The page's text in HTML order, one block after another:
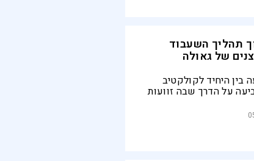
תהליך השעבוד
של גאולה
היחיד לקולקטיב
על הדרך שבה זוועות